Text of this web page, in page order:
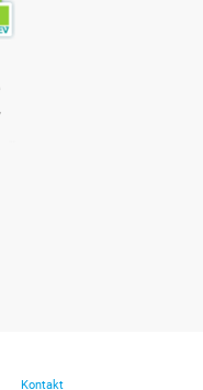
Kontakt